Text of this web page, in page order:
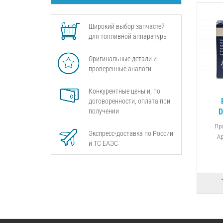
Широкий выбор запчастей
для топливной аппаратуры
Оригинальные детали и
проверенные аналоги
Конкурентные цены и, по
договоренности, оплата при
получении
Экспресс-доставка по России
и ТС ЕАЭС